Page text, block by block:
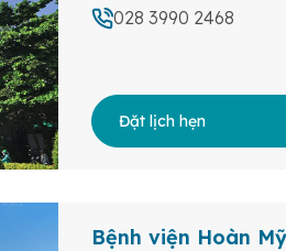
028 3990 2468
Đặt lịch hẹn
Bệnh viện Hoàn